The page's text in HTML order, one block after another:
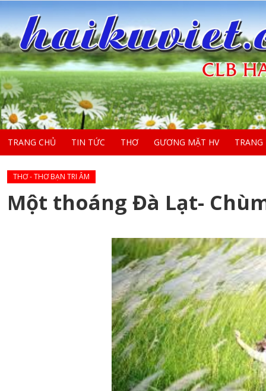
TRANG CHỦ TIN TỨC THƠ GƯƠNG MẶT HV
THƠ - THƠ BẠN TRI ÂM
Một thoáng Đà Lạt-